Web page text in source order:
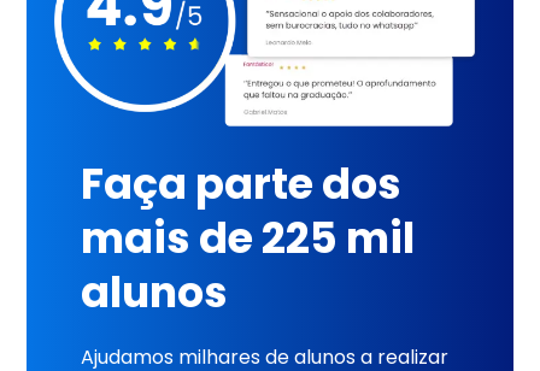
Faça parte dos
mais de 225 mil
alunos
Ajudamos milhares de alunos a realizar